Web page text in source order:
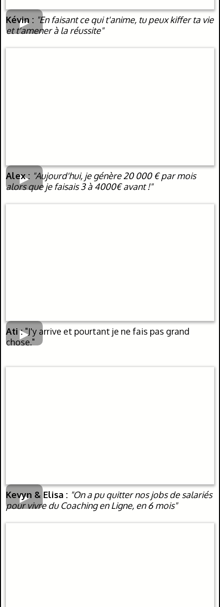
Kévin : "En faisant ce qui t'anime, tu peux kiffer ta vie
et t'amener à la réussite"
Alex : "Aujourd'hui, je génère 20 000 € par mois
alors que je faisais 3 à 4000€ avant !"
Ati :"J'y arrive et pourtant je ne fais pas grand
chose."
Kevyn & Elisa : "On a pu quitter nos jobs de salariés
pour vivre du Coaching en Ligne, en 6 mois"